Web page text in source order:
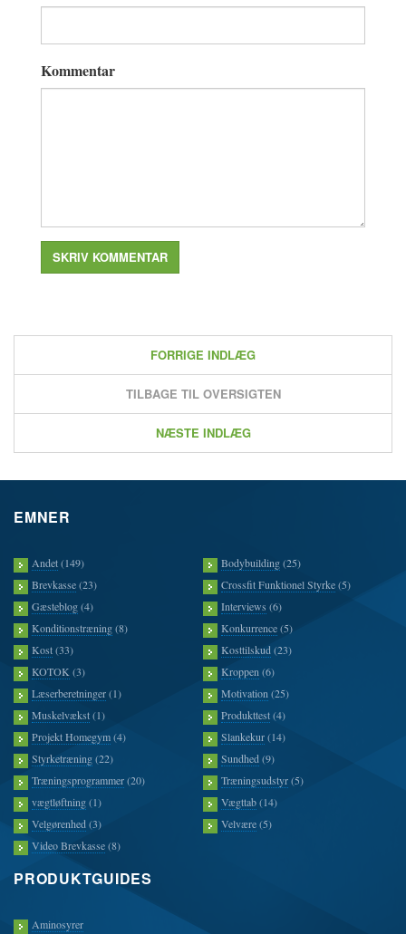
Kommentar
FORRIGE INDLÆG
TILBAGE TIL OVERSIGTEN
NÆSTE INDLÆG
EMNER
Andet(149) Bodybuilding(25)
Brevkasse(23) Crossfit Funktionel Styrke(5)
Gæsteblog(4) Interviews (6)
Konditionstræning(8) Konkurrence(5)
Kost(33) Kosttilskud (23)
KOTOK (3) Kroppen (6)
Læserberetninger(1) Motivation (25)
Muskelvækst(1) Produkttest(4)
Projekt Homegym(4) Slankekur(14)
Styrketræning(22) Sundhed (9)
Træningsprogrammer(20) Træningsudstyr(5)
vægtløftning(1) Vægttab(14)
Velgørenhed (3) Velvære(5)
Video Brevkasse(8)
PRODUKTGUIDES
Aminosyrer